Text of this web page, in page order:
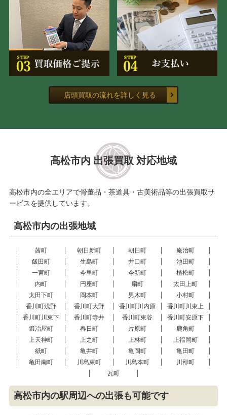
店頭買取の流れを詳しく見る
高松市内 出張買取 対応地域
高松市内の全エリアで骨董品・茶道具・古美術品等の出張買取サ
ービスを提供しています。
高松市内の出張地域
茜町 朝日新町 朝日町
庵治町
飯田町
生島町 井口町
池田町
一宮町
今里町 今新町
植松町
内町
円座町 扇町
太田上町
太田下町
岡本町 男木町
小村町
香川町浅野
香川町大野 香川町川内原
香川町川東上
香川町川東下
香川町寺井 香川町東谷
香川町安原下
鍛冶屋町
春日町 片原町
鹿角町
上天神町
上之町 上林町
上福岡町
紙町
亀井町 亀岡町
亀田町
亀田南町
川島東町 川島本町
川部町
瓦町
高松市内の駅周辺への出張も可能です